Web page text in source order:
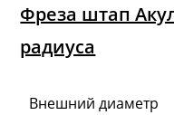
Фреза штап
радиуса
Внешний диаметр